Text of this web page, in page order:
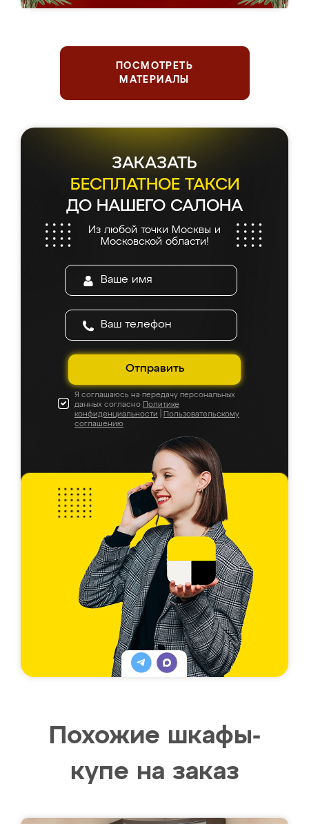
ПОСМОТРЕТЬ
МАТЕРИАЛЫ
ЗАКАЗАТЬ
БЕСПЛАТНОЕ ТАКСИ
ДО НАШЕГО САЛОНА
Из любой точки Москвы и
Московской области!
Отправить
Я соглашаюсь на передачу персональных
данных согласно Политике
конфиденциальности
Пользовательскому
соглашению
Похожие шкафы-
купе на заказ